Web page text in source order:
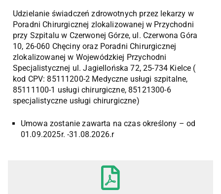
Udzielanie świadczeń zdrowotnych przez lekarzy w
Poradni Chirurgicznej zlokalizowanej w Przychodni
przy Szpitalu w Czerwonej Górze, ul. Czerwona Góra
10, 26-060 Chęciny oraz Poradni Chirurgicznej
zlokalizowanej w Wojewódzkiej Przychodni
Specjalistycznej ul. Jagiellońska 72, 25-734 Kielce (
kod CPV: 85111200-2 Medyczne usługi szpitalne,
85111100-1 usługi chirurgiczne, 85121300-6
specjalistyczne usługi chirurgiczne)
Umowa zostanie zawarta na czas określony – od
01.09.2025r. -31.08.2026.r